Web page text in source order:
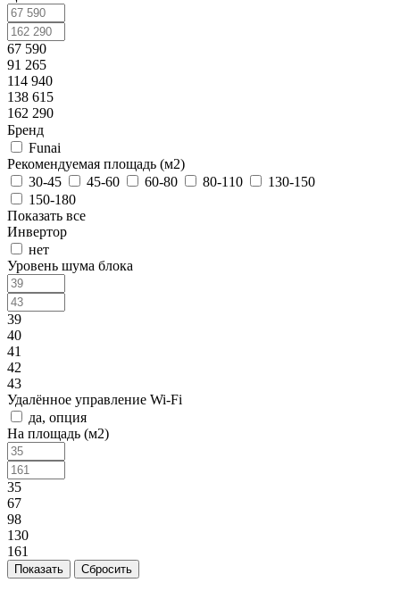
67 590
91 265
114 940
138 615
162 290
Бренд
Funai
Рекомендуемая площадь (м2)
30-45
45-60 60-80 80-110
130-150
150-180
Показать все
Инвертор
нет
Уровень шума блока
39
40
41
42
43
Удалённое управление Wi-Fi
да, опция
На площадь (м2)
35
67
98
130
161
Сбросить